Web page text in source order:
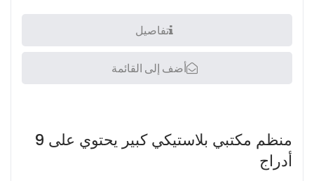
تفاصيل
أضف إلى القائمة
منظم مكتبي بلاستيكي كبير يحتوي على 9
أدراج